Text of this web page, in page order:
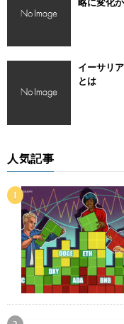
略に変化か
イーサリ
とは
人気記事